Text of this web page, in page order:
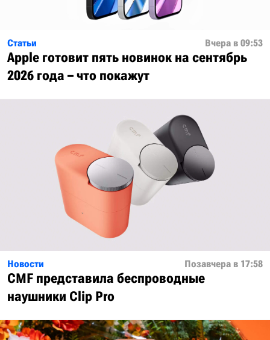
Статьи Вчера в 09:53
Apple готовит пять новинок на сентябрь
2026 года – что покажут
Новости Позавчера в 17:58
CMF представила беспроводные
наушники Clip Pro